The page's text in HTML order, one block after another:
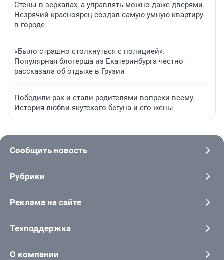
Стены в зеркалах, а управлять можно даже дверями.
Незрячий красноярец создал самую умную квартиру
в городе
«Было страшно столкнуться с полицией».
Популярная блогерша из Екатеринбурга честно
рассказала об отдыхе в Грузии
Победили рак и стали родителями вопреки всему.
История любви якутского бегуна и его жены
Сообщить новость
Рубрики
Реклама на сайте
Техподдержка
О компании